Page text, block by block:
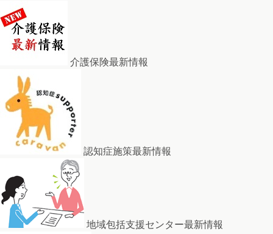
介護保険最新情報
認知症施策最新情報
地域包括支援センター最新情報